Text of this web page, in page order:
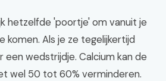
hetzelfde 'poortje' om vanuit je
komen. Als je ze tegelijkertijd
wedstrijdje. Calcium kan de
wel 50 tot 60% verminderen.